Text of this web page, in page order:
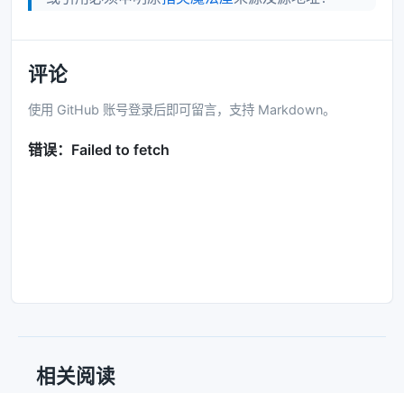
评论
使用 GitHub 账号登录后即可留言，支持 Markdown。
相关阅读